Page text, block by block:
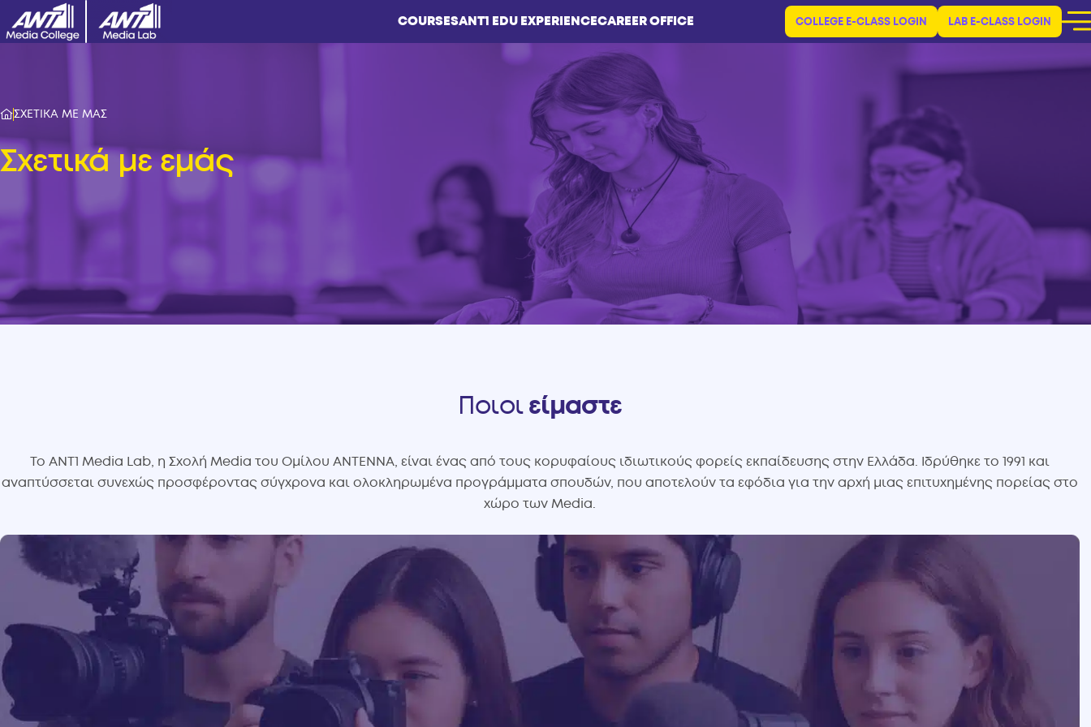
COURSESΑΝΤ1 EDU EXPERIENCECAREER OFFICE COLLEGE E-CLASS LOGIN LAB E-CLASS LOGIN
ΣΧΕΤΙΚΑ ΜΕ ΜΑΣ
Σχετικά με εμάς
Ποιοιείμαστε
Το ANT1 Media Lab, η Σχολή Media του Ομίλου ANTENNA, είναι ένας από τους κορυφαίους ιδιωτικούς φορείς εκπαίδευσης στην Ελλάδα. Ιδρύθηκε το 1991 και
αναπτύσσεται συνεχώς προσφέροντας σύγχρονα και ολοκληρωμένα προγράμματα σπουδών, που αποτελούν τα εφόδια για την αρχή μιας επιτυχημένης πορείας στο
χώρο των Media.